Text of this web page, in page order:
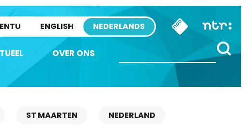
ENGLISH NEDERLANDS
OVER ONS
ST MAARTEN NEDERLAND